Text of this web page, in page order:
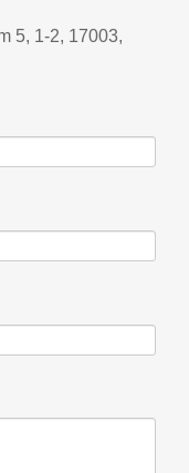
5, 1-2, 17003,